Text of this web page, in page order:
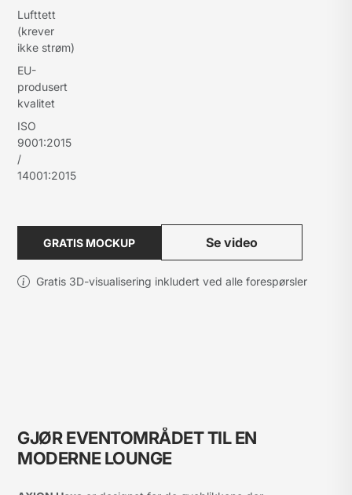
Lufttett
(krever
ikke strøm)
EU-
produsert
kvalitet
ISO
9001:2015
/
14001:2015
GRATIS MOCKUP Se video
Gratis 3D-visualisering inkludert ved alle forespørsler
GJØR EVENTOMRÅDET TIL EN
MODERNE LOUNGE